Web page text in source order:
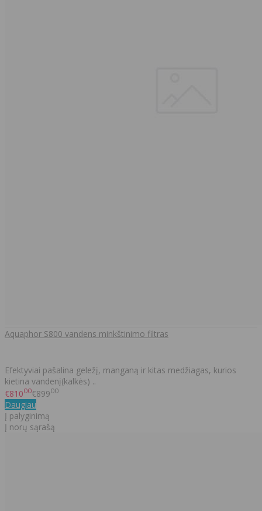
Aquaphor S800 vandens minkštinimo filtras
Efektyviai pašalina geležį, manganą ir kitas medžiagas, kurios
kietina vandenį(kalkės) ..
€81000€89900
Daugiau
Į palyginimą
Į norų sąrašą